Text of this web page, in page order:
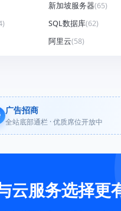
新加坡服务器(65)
SQL数据库(62)
阿里云(58)
广告招商
全站底部通栏 · 优质席位开放中
云服务选择更